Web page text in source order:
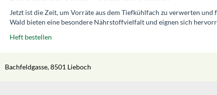
Jetzt ist die Zeit, um Vorräte aus dem Tiefkühlfach zu verwerten und
Wald bieten eine besondere Nährstoffvielfalt und eignen sich
Heft bestellen
Bachfeldgasse, 8501 Lieboch